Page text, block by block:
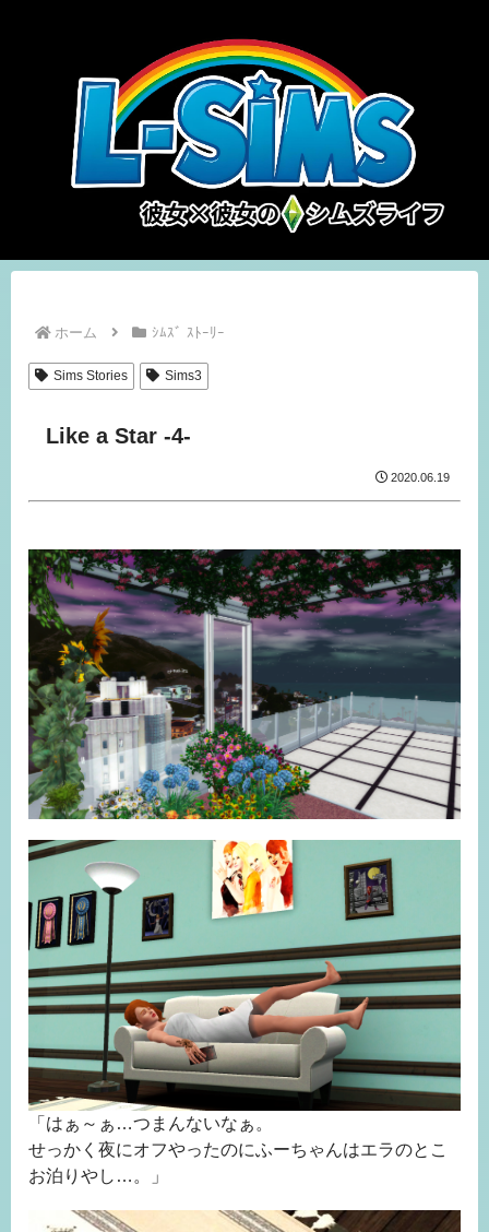
ホーム ｼﾑｽﾞ ｽﾄｰﾘｰ
Sims Stories Sims3
Like a Star -4-
2020.06.19
「はぁ～ぁ…つまんないなぁ。
せっかく夜にオフやったのにふーちゃんはエラのとこ
お泊りやし…。」